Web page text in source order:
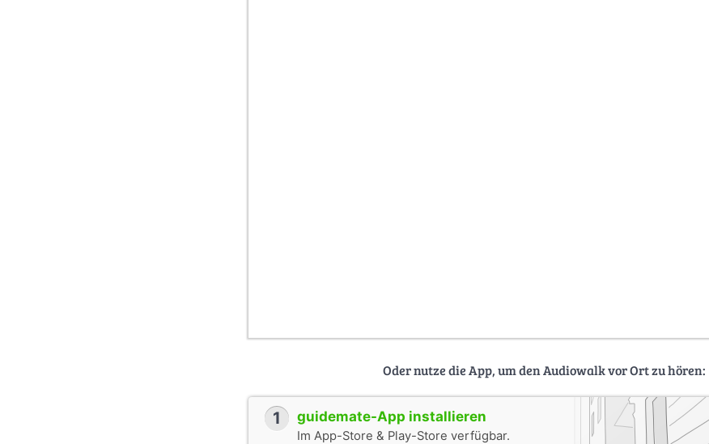
Oder nutze die App, um den Audiowalk vor Ort zu hören:
1 guidemate-App installieren
Im App-Store & Play-Store verfügbar.